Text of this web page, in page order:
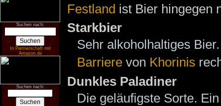
Suchen nach:
In Partnerschaft mit
Amazon.de
Suchen nach:
Festland ist Bier hingegen
Starkbier
Sehr alkoholhaltiges
Barriere von Khorinis
Dunkles Paladiner
Die geläufigste Sorte.